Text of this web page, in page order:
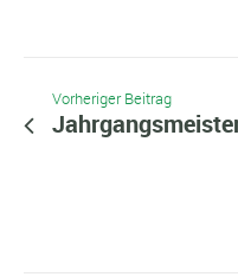
Vorheriger Beitrag